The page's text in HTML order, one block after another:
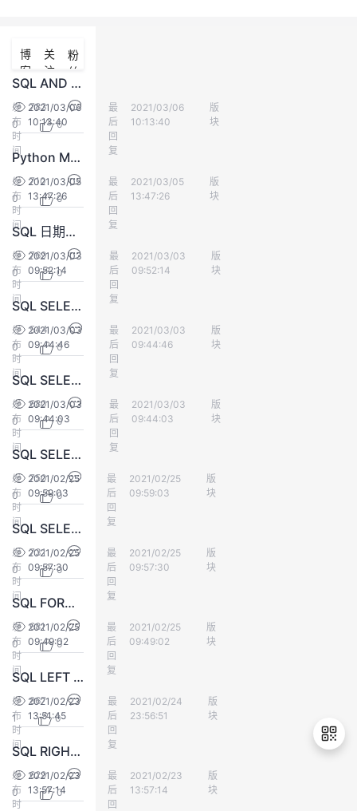
注
验
收
藏
议
博
客
关
注
粉
丝
SQL AND &amp; OR 运算符
发
布
时
间
2021/03/06
10:13:40
最
后
回
复
满心
2021/03/06
10:13:40
版
块
783
0
0
Python MySQL Order By
发
布
时
间
2021/03/05
13:47:26
最
后
回
复
满心
2021/03/05
13:47:26
版
块
710
0
0
SQL 日期处理
发
布
时
间
2021/03/03
09:52:14
最
后
回
复
满心
2021/03/03
09:52:14
版
块
769
0
0
SQL SELECT INTO 实例 - 带有 WHERE 子句
发
布
时
间
2021/03/03
09:44:46
最
后
回
复
满心
2021/03/03
09:44:46
版
块
544
0
0
SQL SELECT INTO 语句
发
布
时
间
2021/03/03
09:44:03
最
后
回
复
满心
2021/03/03
09:44:03
版
块
680
0
0
SQL SELECT INTO 语句
发
布
时
间
2021/02/25
09:59:03
最
后
回
复
满心
2021/02/25
09:59:03
版
块
750
0
0
SQL SELECT INTO 语句可用于创建表的备份复件。
发
布
时
间
2021/02/25
09:57:30
最
后
回
复
满心
2021/02/25
09:57:30
版
块
731
0
0
SQL FORMAT() 函数
发
布
时
间
2021/02/25
09:49:02
最
后
回
复
满心
2021/02/25
09:49:02
版
块
681
0
0
SQL LEFT JOIN 关键字
发
布
时
间
2021/02/23
13:51:45
最
后
回
复
小艺同学
2021/02/24
23:56:51
版
块
867
1
0
SQL RIGHT JOIN 关键字
发
布
时
2021/02/23
13:57:14
最
后
回
满心
2021/02/23
13:57:14
版
块
629
0
0